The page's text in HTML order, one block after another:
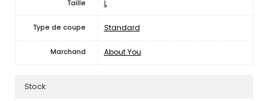
Taille L
Type de coupe Standard
Marchand About You
Stock